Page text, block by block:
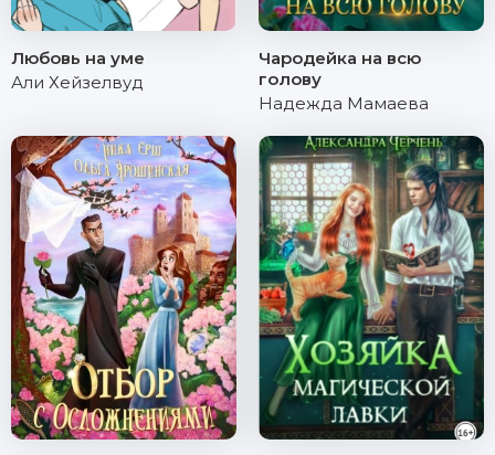
Любовь на уме
Али Хейзелвуд
Чародейка на всю
голову
Надежда Мамаева